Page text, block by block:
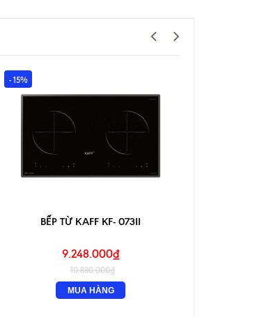
- 15%
BẾP TỪ KAFF KF- 073II
9.248.000₫
10.880.000₫
MUA HÀNG